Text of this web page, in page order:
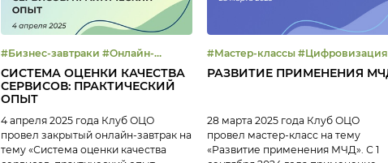
#Бизнес-завтраки #Онлайн-
завтрак #Сервисная культура
#Управление эффективностью
СИСТЕМА ОЦЕНКИ КАЧЕСТВА
СЕРВИСОВ: ПРАКТИЧЕСКИЙ
ОПЫТ
4 апреля 2025 года Клуб ОЦО
провел закрытый онлайн-завтрак на
тему «Система оценки качества
#Мастер-классы #Цифровизация
#ЭДО
РАЗВИТИЕ ПРИМЕНЕНИЯ
28 марта 2025 года Клуб ОЦО
провел мастер-класс на тему
«Развитие применения МЧД». С 1